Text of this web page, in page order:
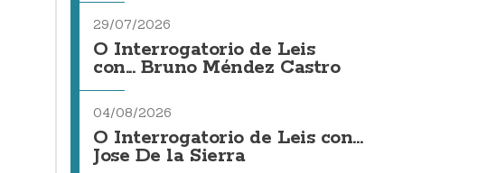
29/07/2026
O Interrogatorio de Leis
con... Bruno Méndez Castro
04/08/2026
O Interrogatorio de Leis con...
Jose De la Sierra